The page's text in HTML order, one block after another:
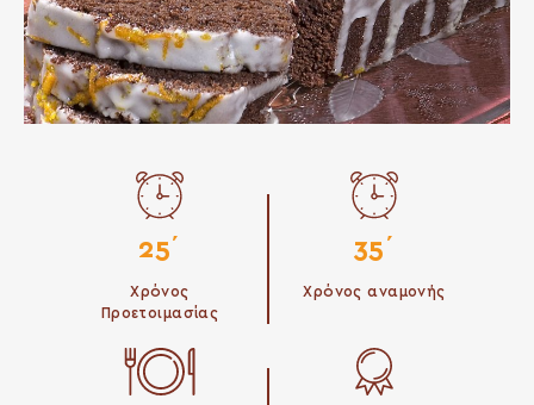
25΄
Χρόνος
Προετοιμασίας
35΄
Χρόνος αναμονής